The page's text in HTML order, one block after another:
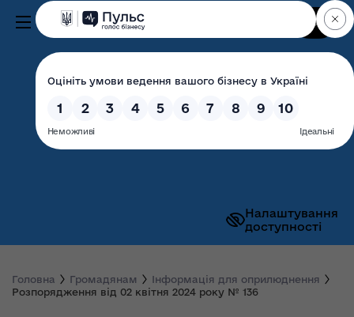
Налаштування
доступності
Волинська обласна
державна адміністрація
Головна Громадянам
Інформація для оприлюднення
Розпорядження від 02 квітня 2024 року № 136